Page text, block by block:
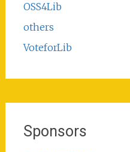
OSS4Lib
others
VoteforLib
Sponsors